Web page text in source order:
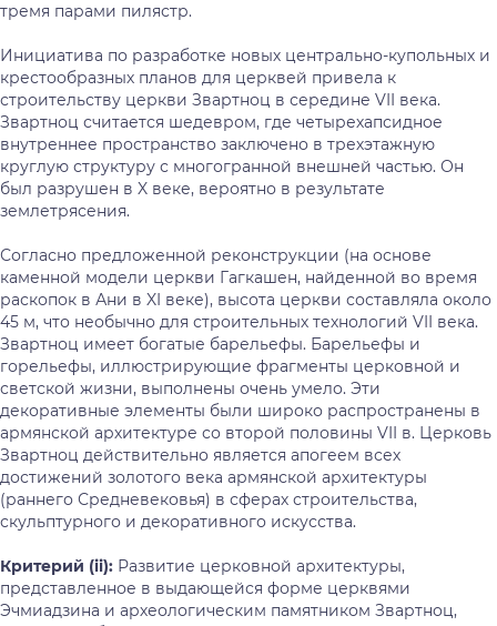
тремя парами пилястр.
Инициатива по разработке новых центрально-купольных и
крестообразных планов для церквей привела к
строительству церкви Звартноц в середине VII века.
Звартноц считается шедевром, где четырехапсидное
внутреннее пространство заключено в трехэтажную
круглую структуру с многогранной внешней частью. Он
был разрушен в X веке, вероятно в результате
землетрясения.
Согласно предложенной реконструкции (на основе
каменной модели церкви Гагкашен, найденной во время
раскопок в Ани в XI веке), высота церкви составляла около
45 м, что необычно для строительных технологий VII века.
Звартноц имеет богатые барельефы. Барельефы и
горельефы, иллюстрирующие фрагменты церковной и
светской жизни, выполнены очень умело. Эти
декоративные элементы были широко распространены в
армянской архитектуре со второй половины VII в. Церковь
Звартноц действительно является апогеем всех
достижений золотого века армянской архитектуры
(раннего Средневековья) в сферах строительства,
скульптурного и декоративного искусства.
Критерий (ii): Развитие церковной архитектуры,
представленное в выдающейся форме церквями
Эчмиадзина и археологическим памятником Звартноц,